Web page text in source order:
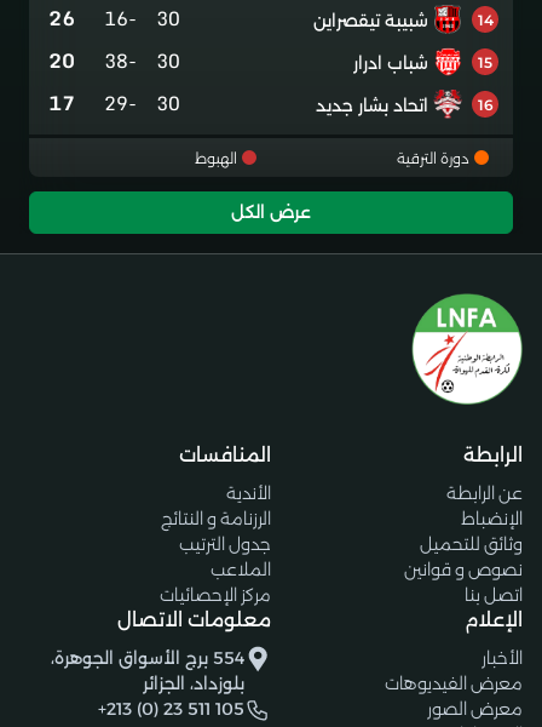
14 شبيبة تيقصراين 30
-16
26
15 شباب ادرار 30
-38
20
16 اتحاد بشار جديد 30
-29
17
دورة الترقية الهبوط
عرض الكل
الرابطة
عن الرابطة
الإنضباط
وثائق للتحميل
نصوص و قوانين
اتصل بنا
المنافسات
الأندية
الرزنامة و النتائج
جدول الترتيب
الملاعب
مركز الإحصائيات
الإعلام
الأخبار
معرض الفيديوهات
معرض الصور
معلومات الاتصال
554 برج الأسواق الجوهرة،
بلوزداد، الجزائر
+213 (0) 23 511 105